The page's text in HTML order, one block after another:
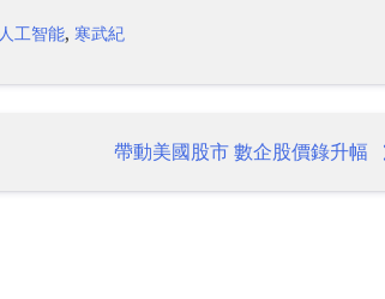
人工智能,寒武紀
帶動美國股市 數企股價錄升幅